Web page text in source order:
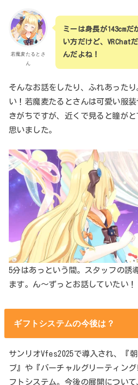
若魔麦たるとさ
ん
ミーは身長が143cm
い方だけど、VRChat
んだよね！
そんなお話をしたり、ふれあった
い！若魔麦たるとさんは可愛い服
きがちですが、近くで見ると瞳が
思いました。
5分はあっという間。スタッフの誘
ます。ん～ずっとお話していたい！
ギフトシステムの今後は？
サンリオVfes2025で導入され、『
ブ』や『バーチャルグリーティン
フトシステム。今後の展開につい